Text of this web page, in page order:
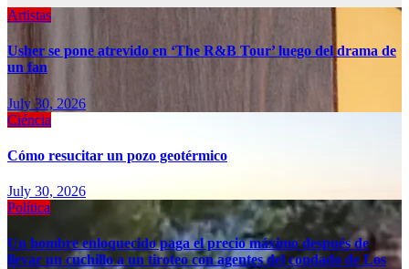
Artistas
Usher se pone atrevido en ‘The R&B Tour’ luego del drama de
un fan
July 30, 2026
Ciéncia
Cómo resucitar un pozo geotérmico
July 30, 2026
Política
Un hombre enloquecido paga el precio máximo después de
llevar un cuchillo a un tiroteo con agentes del condado de Los